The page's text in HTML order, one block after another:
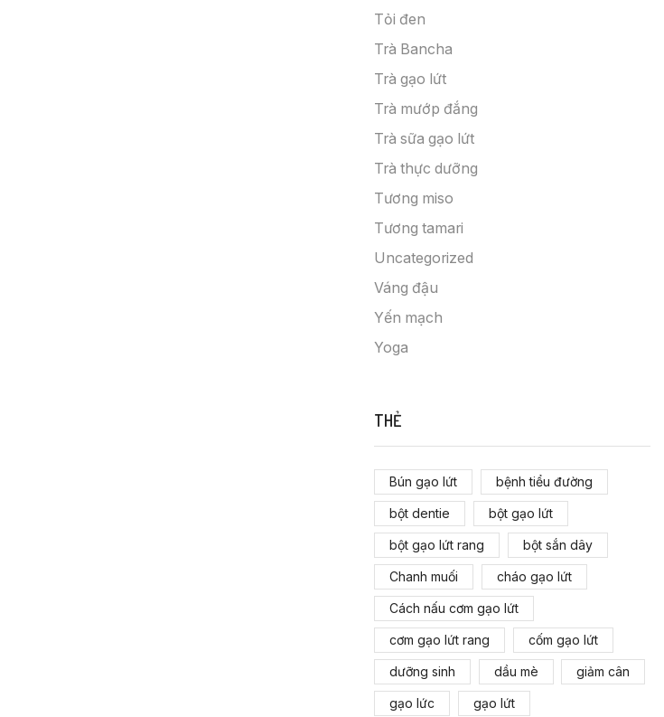
Tỏi đen
Trà Bancha
Trà gạo lứt
Trà mướp đắng
Trà sữa gạo lứt
Trà thực dưỡng
Tương miso
Tương tamari
Uncategorized
Váng đậu
Yến mạch
Yoga
THẺ
Bún gạo lứt bệnh tiểu đường
bột dentie bột gạo lứt
bột gạo lứt rang bột sắn dây
Chanh muối cháo gạo lứt
Cách nấu cơm gạo lứt
cơm gạo lứt rang cốm gạo lứt
dưỡng sinh dầu mè giảm cân
gạo lức gạo lứt